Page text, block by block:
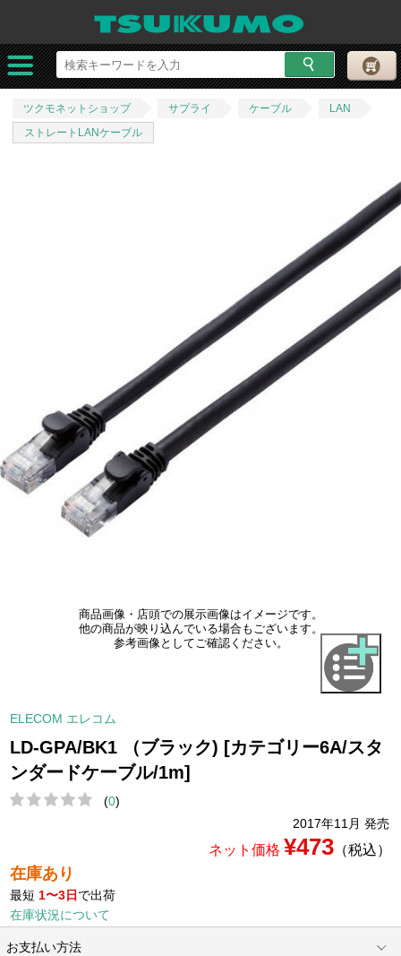
ツクモネットショップ サプライ ケーブル
LAN
ストレートLANケーブル
商品画像・店頭での展示画像はイメージです。
他の商品が映り込んでいる場合もございます。
参考画像としてご確認ください。
ELECOM エレコム
LD-GPA/BK1 （ブラック) [カテゴリー6A/スタ
ンダードケーブル/1m]
(0)
2017年11月 発売
ネット価格 ¥473（税込）
在庫あり
最短 1〜3日 で出荷
在庫状況について
お支払い方法